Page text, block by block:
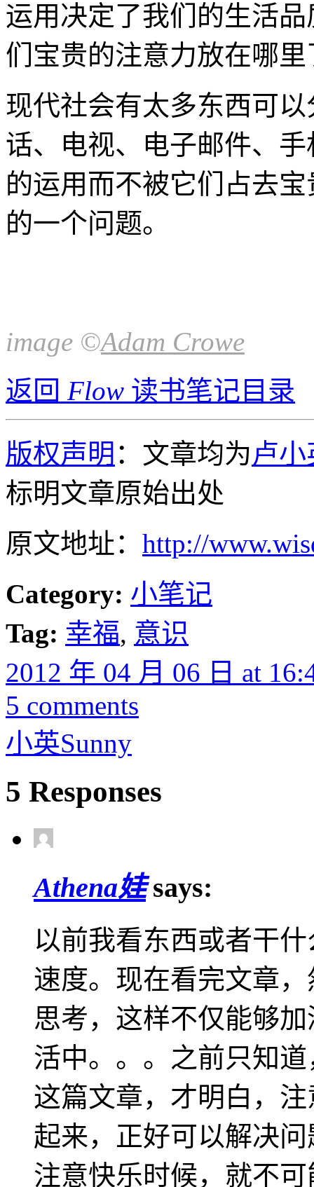
运用决定了我们的生活
们宝贵的注意力放在哪里
现代社会有太多东西可
话、电视、电子邮件、
的运用而不被它们占去
的一个问题。
image ©Adam Crowe
返回 Flow 读书笔记目录
版权声明 ：文章均为卢小
标明文章原始出处
原文地址： http://
Category: 小笔记
Tag: 幸福, 意识
2012 年 04 月 06 日 at
5 comments
小英Sunny
5 Responses
Athena娃 says:
以前我看东西或者干
速度。现在看完文章
思考，这样不仅能够
活中。。。之前只知
这篇文章，才明白，
起来，正好可以解决
注意快乐时候，就不